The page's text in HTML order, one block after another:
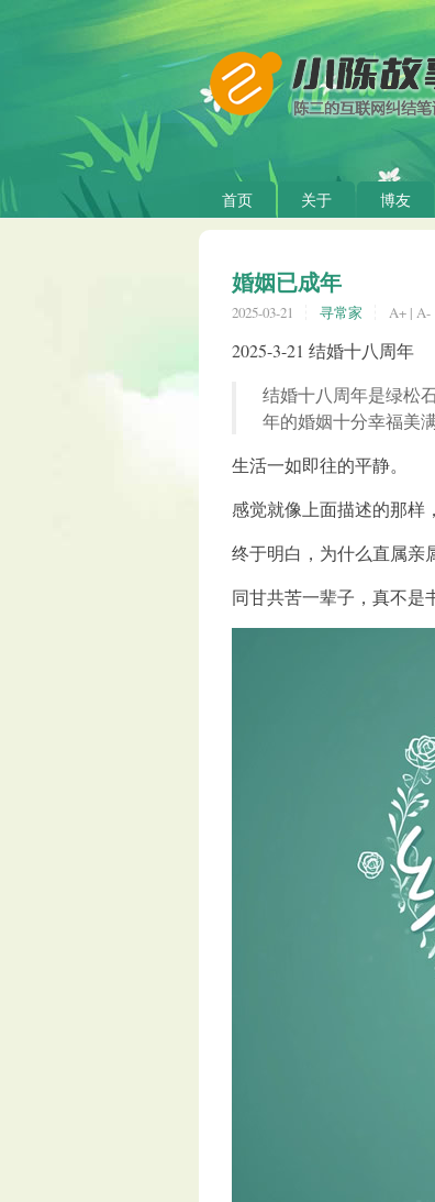
首页 关于 博友
婚姻已成年
2025-03-21 寻常家 A+ | A-
2025-3-21 结婚十八周年
结婚十八周年是绿松
年的婚姻十分幸福美
生活一如即往的平静。
感觉就像上面描述的那样
终于明白，为什么直属亲
同甘共苦一辈子，真不是